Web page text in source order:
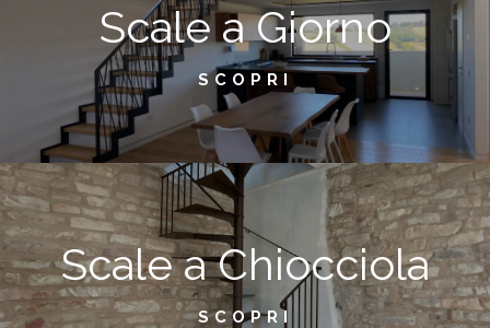
Scale a Giorno
SCOPRI
Scale a Chiocciola
SCOPRI